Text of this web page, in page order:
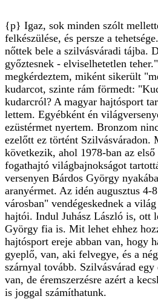
{p} Igaz, sok minden szólt
felkészülése, és persze a
nőttek bele a szilvásváradi tájba.
győztesnek - elviselhetetlen
megkérdeztem, miként sikerült
kudarcot, szinte rám förmedt:
kudarcról? A magyar hajtósport
lettem. Egyébként én
ezüstérmet nyertem. Bronzom
ezelőtt ez történt Szilvásváradon.
következik, ahol 1978-ban az első
fogathajtó világbajnokságot
versenyen Bárdos György
aranyérmet. Az idén augusztus
városban" vendégeskednek a
hajtói. Indul Juhász László is, ott
György fia is. Mit lehet ehhez
hajtósport ereje abban van, hogy
gyeplő, van, aki felvegye, és a
szárnyal tovább. Szilvásvárad egy
van, de éremszerzésre azért a
is joggal számíthatunk.